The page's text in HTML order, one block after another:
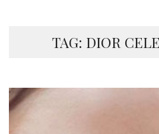
TAG: DIOR